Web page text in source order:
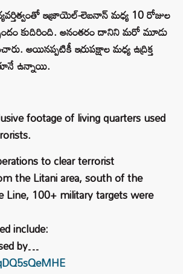
ఇజ్రాయెల్‌-లెబనాన్ మధ్య 10 రోజుల
కుదిరింది. అనంతరం దానిని మరో మూడు
అయినప్పటికీ ఇరుపక్షాల మధ్య ఉద్రిక్త
ఉన్నాయి.
footage of living quarters used
to clear terrorist
the Litani area, south of the
Line, 100+ military targets were
include:
by…